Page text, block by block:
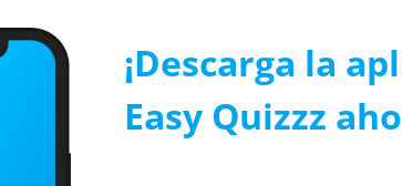
¡Descarga la
Easy Quizzz